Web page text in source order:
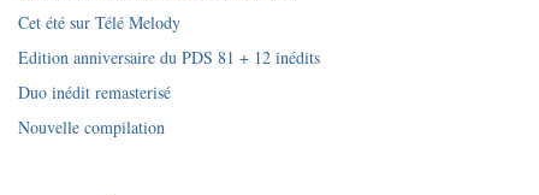
Cet été sur Télé Melody
Edition anniversaire du PDS 81 + 12 inédits
Duo inédit remasterisé
Nouvelle compilation